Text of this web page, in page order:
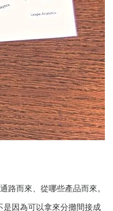
路而來、從哪些產品而來。
是因為可以拿來分攤間接成